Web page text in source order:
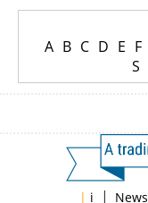
A B C D E F
S
| i | News